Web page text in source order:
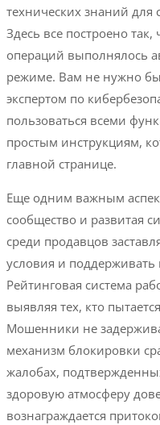
технических знаний для
Здесь все построено
операций выполнялось
режиме. Вам не нужно
экспертом по
пользоваться всеми
простым инструкциям,
главной странице.
Еще одним важным
сообщество и развитая
среди продавцов
условия и
Рейтинговая система
выявляя тех, кто
Мошенники не
механизм блокировки
жалобах,
здоровую атмосферу
вознаграждается